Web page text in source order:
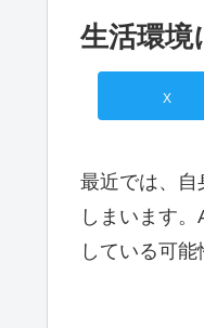
生活環境
X
最近では、自
しまいます
している可能